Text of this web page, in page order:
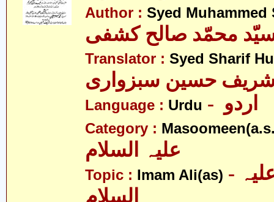
Author : Syed Muhammed
محمّد صالح کشفی
Translator : Syed Sharif
حسین سبزواری
Language : Urdu
Category :
Topic : Imam Ali(as) - امام علی علیہ
السلام